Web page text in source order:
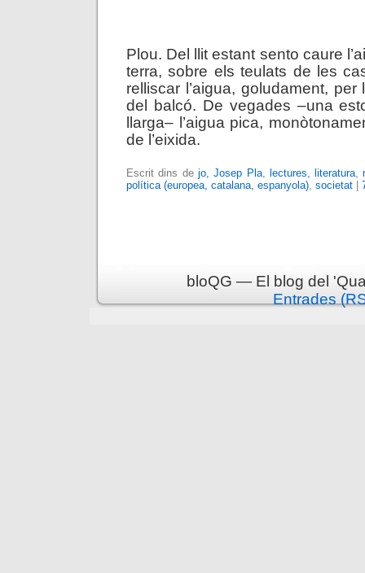
Plou. Del llit estant sento caure
terra, sobre els teulats de les
relliscar l’aigua, goludament,
del balcó. De vegades –una
llarga– l’aigua pica,
de l’eixida.
Escrit dins de jo, Josep Pla, lectures, literatura,
política (europea, catalana, espanyola), societat
bloQG — El blog del
Entrades